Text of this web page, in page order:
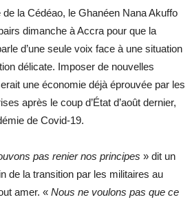
la Cédéao, le Ghanéen Nana Akuffo
dimanche à Accra pour que la
d’une seule voix face à une situation
délicate. Imposer de nouvelles
une économie déjà éprouvée par les
après le coup d’État d’août dernier,
de Covid-19.
pas renier nos principes » dit un
de la transition par les militaires au
amer. « Nous ne voulons pas que ce